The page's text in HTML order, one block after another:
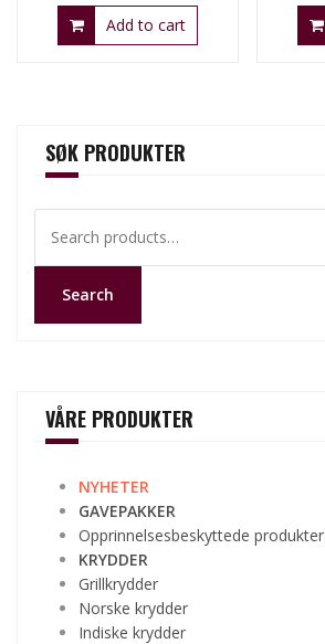
Add to cart
SØK PRODUKTER
for:
Search
VÅRE PRODUKTER
NYHETER
GAVEPAKKER
Opprinnelsesbeskyttede produkter
KRYDDER
Grillkrydder
Norske krydder
Indiske krydder